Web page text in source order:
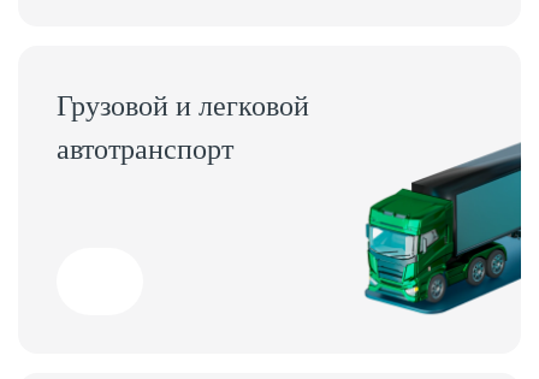
Грузовой и легковой
автотранспорт